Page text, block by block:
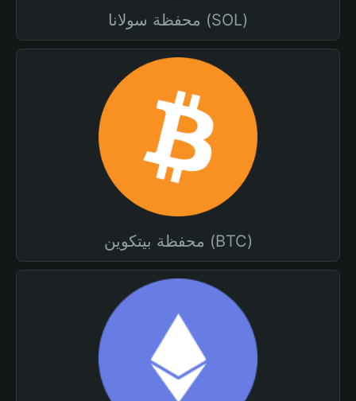
محفظة سولانا (SOL)
محفظة بيتكوين (BTC)